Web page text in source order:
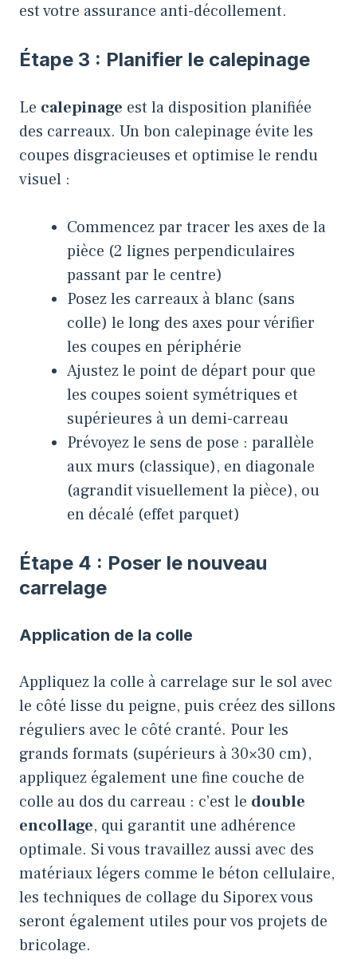
est votre assurance anti-décollement.
Étape 3 : Planifier le calepinage
Le calepinage est la disposition planifiée
des carreaux. Un bon calepinage évite les
coupes disgracieuses et optimise le rendu
visuel :
Commencez par tracer les axes de la
pièce (2 lignes perpendiculaires
passant par le centre)
Posez les carreaux à blanc (sans
colle) le long des axes pour vérifier
les coupes en périphérie
Ajustez le point de départ pour que
les coupes soient symétriques et
supérieures à un demi-carreau
Prévoyez le sens de pose : parallèle
aux murs (classique), en diagonale
(agrandit visuellement la pièce), ou
en décalé (effet parquet)
Étape 4 : Poser le nouveau
carrelage
Application de la colle
Appliquez la colle à carrelage sur le sol avec
le côté lisse du peigne, puis créez des sillons
réguliers avec le côté cranté. Pour les
grands formats (supérieurs à 30×30 cm),
appliquez également une fine couche de
colle au dos du carreau : c’est le double
encollage, qui garantit une adhérence
optimale. Si vous travaillez aussi avec des
matériaux légers comme le béton cellulaire,
les techniques de collage du Siporexvous
seront également utiles pour vos projets de
bricolage.